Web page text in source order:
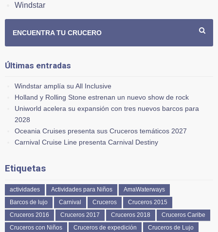
Windstar
ENCUENTRA TU CRUCERO
Últimas entradas
Windstar amplía su All Inclusive
Holland y Rolling Stone estrenan un nuevo show de rock
Uniworld acelera su expansión con tres nuevos barcos para
2028
Oceania Cruises presenta sus Cruceros temáticos 2027
Carnival Cruise Line presenta Carnival Destiny
Etiquetas
actividades Actividades para Niños
AmaWaterways
Barcos de lujo
Carnival Cruceros
Cruceros 2015
Cruceros 2016
Cruceros 2017 Cruceros 2018
Cruceros Caribe
Cruceros con Niños
Cruceros de expedición
Cruceros de Lujo